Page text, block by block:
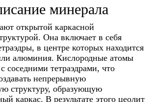
минерала
открытой каркасной
Она включает в себя
в центре которых находится
алюминия. Кислородные атомы
соседними тетраэдрами, что
непрерывную
структуру, образующую
каркас. В результате этого цеолит